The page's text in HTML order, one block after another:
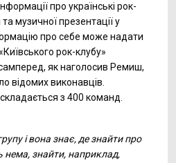
про українські рок-
та музичної презентації у
про себе може надати
рок-клубу»
як наголосив Ремиш,
відомих виконавців.
з 400 команд.
і вона знає, де знайти про
нема, знайти, наприклад,